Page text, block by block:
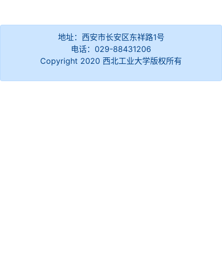
地址：西安市长安区东祥路1号
电话：029-88431206
Copyright 2020 西北工业大学版权所有